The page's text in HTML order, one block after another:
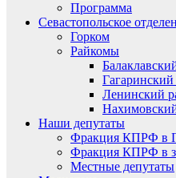
Программа
Севастопольское
Горком
Райкомы
Ленинский
Наши депутаты
Фракция КПРФ в
Фракция КПРФ в
Местные депутаты